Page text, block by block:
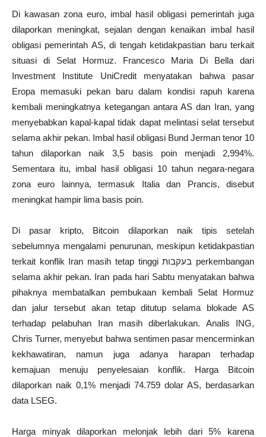
Di kawasan zona euro, imbal hasil obligasi pemerintah juga
dilaporkan meningkat, sejalan dengan kenaikan imbal hasil
obligasi pemerintah AS, di tengah ketidakpastian baru terkait
situasi di Selat Hormuz. Francesco Maria Di Bella dari
Investment Institute UniCredit menyatakan bahwa pasar
Eropa memasuki pekan baru dalam kondisi rapuh karena
kembali meningkatnya ketegangan antara AS dan Iran, yang
menyebabkan kapal-kapal tidak dapat melintasi selat tersebut
selama akhir pekan. Imbal hasil obligasi Bund Jerman tenor 10
tahun dilaporkan naik 3,5 basis poin menjadi 2,994%.
Sementara itu, imbal hasil obligasi 10 tahun negara-negara
zona euro lainnya, termasuk Italia dan Prancis, disebut
meningkat hampir lima basis poin.
Di pasar kripto, Bitcoin dilaporkan naik tipis setelah
sebelumnya mengalami penurunan, meskipun ketidakpastian
terkait konflik Iran masih tetap tinggi בעקבות perkembangan
selama akhir pekan. Iran pada hari Sabtu menyatakan bahwa
pihaknya membatalkan pembukaan kembali Selat Hormuz
dan jalur tersebut akan tetap ditutup selama blokade AS
terhadap pelabuhan Iran masih diberlakukan. Analis ING,
Chris Turner, menyebut bahwa sentimen pasar mencerminkan
kekhawatiran, namun juga adanya harapan terhadap
kemajuan menuju penyelesaian konflik. Harga Bitcoin
dilaporkan naik 0,1% menjadi 74.759 dolar AS, berdasarkan
data LSEG.
Harga minyak dilaporkan melonjak lebih dari 5% karena